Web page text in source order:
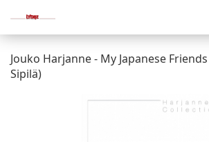
Jouko Harjanne - My Japanese
Sipilä)